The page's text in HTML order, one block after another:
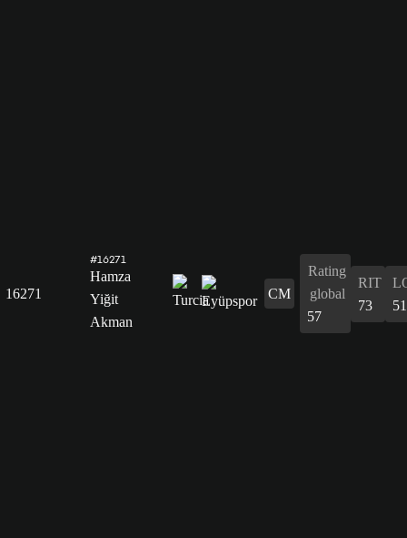
16271
#16271
Hamza
Yiğit
Akman
CM
Rating
global
57
RIT
73
51